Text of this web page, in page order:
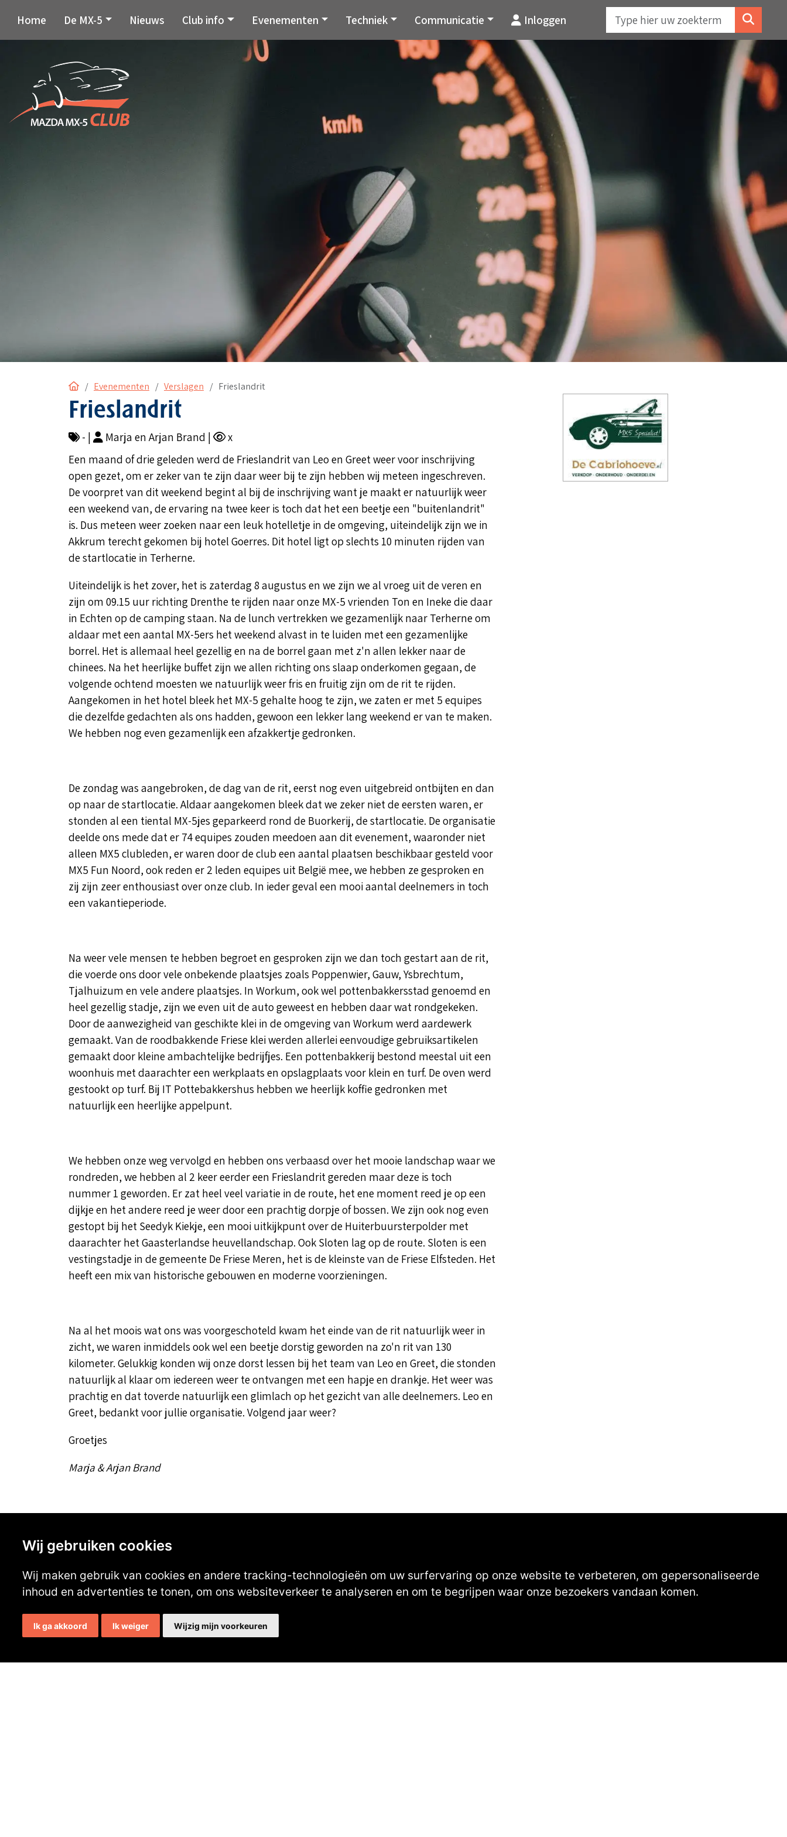
Home De MX-5 Nieuws Club info Evenementen Techniek Communicatie Inloggen
HomeEvenementen Verslagen Frieslandrit
Frieslandrit
- | Marja en Arjan Brand |
x
Een maand of drie geleden werd de Frieslandrit van Leo en Greet weer voor inschrijving
open gezet, om er zeker van te zijn daar weer bij te zijn hebben wij meteen ingeschreven.
De voorpret van dit weekend begint al bij de inschrijving want je maakt er natuurlijk weer
een weekend van, de ervaring na twee keer is toch dat het een beetje een "buitenlandrit"
is. Dus meteen weer zoeken naar een leuk hotelletje in de omgeving, uiteindelijk zijn we in
Akkrum terecht gekomen bij hotel Goerres. Dit hotel ligt op slechts 10 minuten rijden van
de startlocatie in Terherne.
Uiteindelijk is het zover, het is zaterdag 8 augustus en we zijn we al vroeg uit de veren en
zijn om 09.15 uur richting Drenthe te rijden naar onze MX-5 vrienden Ton en Ineke die daar
in Echten op de camping staan. Na de lunch vertrekken we gezamenlijk naar Terherne om
aldaar met een aantal MX-5ers het weekend alvast in te luiden met een gezamenlijke
borrel. Het is allemaal heel gezellig en na de borrel gaan met z'n allen lekker naar de
chinees. Na het heerlijke buffet zijn we allen richting ons slaap onderkomen gegaan, de
volgende ochtend moesten we natuurlijk weer fris en fruitig zijn om de rit te rijden.
Aangekomen in het hotel bleek het MX-5 gehalte hoog te zijn, we zaten er met 5 equipes
die dezelfde gedachten als ons hadden, gewoon een lekker lang weekend er van te maken.
We hebben nog even gezamenlijk een afzakkertje gedronken.
De zondag was aangebroken, de dag van de rit, eerst nog even uitgebreid ontbijten en dan
op naar de startlocatie. Aldaar aangekomen bleek dat we zeker niet de eersten waren, er
stonden al een tiental MX-5jes geparkeerd rond de Buorkerij, de startlocatie. De organisatie
deelde ons mede dat er 74 equipes zouden meedoen aan dit evenement, waaronder niet
alleen MX5 clubleden, er waren door de club een aantal plaatsen beschikbaar gesteld voor
MX5 Fun Noord, ook reden er 2 leden equipes uit België mee, we hebben ze gesproken en
zij zijn zeer enthousiast over onze club. In ieder geval een mooi aantal deelnemers in toch
een vakantieperiode.
Na weer vele mensen te hebben begroet en gesproken zijn we dan toch gestart aan de rit,
die voerde ons door vele onbekende plaatsjes zoals Poppenwier, Gauw, Ysbrechtum,
Tjalhuizum en vele andere plaatsjes. In Workum, ook wel pottenbakkersstad genoemd en
heel gezellig stadje, zijn we even uit de auto geweest en hebben daar wat rondgekeken.
Door de aanwezigheid van geschikte klei in de omgeving van Workum werd aardewerk
gemaakt. Van de roodbakkende Friese klei werden allerlei eenvoudige gebruiksartikelen
gemaakt door kleine ambachtelijke bedrijfjes. Een pottenbakkerij bestond meestal uit een
woonhuis met daarachter een werkplaats en opslagplaats voor klein en turf. De oven werd
gestookt op turf. Bij IT Pottebakkershus hebben we heerlijk koffie gedronken met
natuurlijk een heerlijke appelpunt.
We hebben onze weg vervolgd en hebben ons verbaasd over het mooie landschap waar we
rondreden, we hebben al 2 keer eerder een Frieslandrit gereden maar deze is toch
nummer 1 geworden. Er zat heel veel variatie in de route, het ene moment reed je op een
dijkje en het andere reed je weer door een prachtig dorpje of bossen. We zijn ook nog even
gestopt bij het Seedyk Kiekje, een mooi uitkijkpunt over de Huiterbuursterpolder met
daarachter het Gaasterlandse heuvellandschap. Ook Sloten lag op de route. Sloten is een
vestingstadje in de gemeente De Friese Meren, het is de kleinste van de Friese Elfsteden. Het
heeft een mix van historische gebouwen en moderne voorzieningen.
Na al het moois wat ons was voorgeschoteld kwam het einde van de rit natuurlijk weer in
zicht, we waren inmiddels ook wel een beetje dorstig geworden na zo'n rit van 130
kilometer. Gelukkig konden wij onze dorst lessen bij het team van Leo en Greet, die stonden
natuurlijk al klaar om iedereen weer te ontvangen met een hapje en drankje. Het weer was
prachtig en dat toverde natuurlijk een glimlach op het gezicht van alle deelnemers. Leo en
Greet, bedankt voor jullie organisatie. Volgend jaar weer?
Groetjes
Marja & Arjan Brand
Wij gebruiken cookies
Wij maken gebruik van cookies en andere tracking-technologieën om uw surfervaring op onze website te verbeteren, om gepersonaliseerde
inhoud en advertenties te tonen, om ons websiteverkeer te analyseren en om te begrijpen waar onze bezoekers vandaan komen.
Ik ga akkoord Ik weiger Wijzig mijn voorkeuren